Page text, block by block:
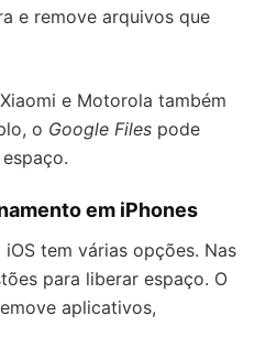
e remove arquivos que
e Motorola também
o Google Files pode
em iPhones
iOS tem várias opções. Nas
para liberar espaço. O
aplicativos,